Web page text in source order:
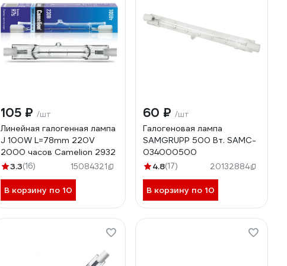
105 ₽ /шт
Линейная галогенная лампа
J 100W L=78mm 220V
2000 часов Camelion 2932
3.3(16) 15084321
В корзину по 10
60 ₽ /шт
Галогеновая лампа
SAMGRUPP 500 Вт. SAMC-
034000500
4.8(17) 20132884
В корзину по 10